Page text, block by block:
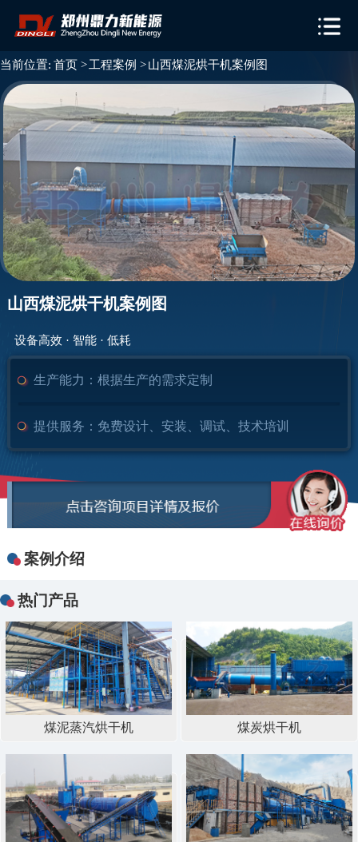
当前位置: 首页 >工程案例 >山西煤泥烘干机案例图
山西煤泥烘干机案例图
设备高效 · 智能 · 低耗
生产能力： 根据生产的需求定制
提供服务： 免费设计、安装、调试、技术培训
案例介绍
热门产品
煤泥蒸汽烘干机 煤炭烘干机